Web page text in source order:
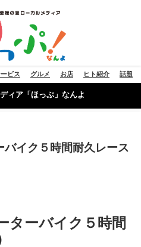
ビス グルメ お店 ヒト紹介 話題
ィア「ほっぷ」なんよ
イク５時間耐久レース
ターバイク５時間